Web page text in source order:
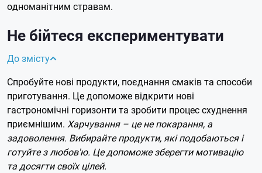
одноманітним стравам.
Не бійтеся експериментувати
До змісту
Спробуйте нові продукти, поєднання смаків та способи
приготування. Це допоможе відкрити нові
гастрономічні горизонти та зробити процес схуднення
приємнішим. Харчування – це не покарання, а
задоволення. Вибирайте продукти, які подобаються і
готуйте з любов'ю. Це допоможе зберегти мотивацію
та досягти своїх цілей.